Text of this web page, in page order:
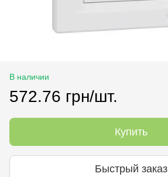
В наличии
572.76 грн/шт.
Купить
Быстрый заказ